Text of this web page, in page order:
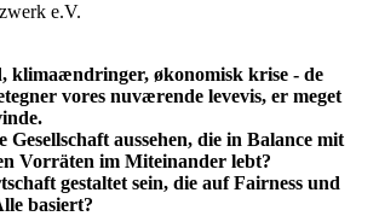
e.V.
klimaændringer, økonomisk krise - de
vores nuværende levevis, er meget
Gesellschaft aussehen, die in Balance mit
Vorräten im Miteinander lebt?
gestaltet sein, die auf Fairness und
basiert?